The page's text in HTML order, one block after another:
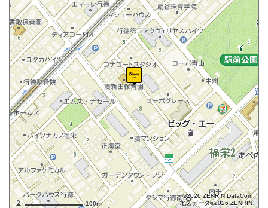
100m
©2026 ZENRIN DataCom
地図データ©2026 ZENRIN